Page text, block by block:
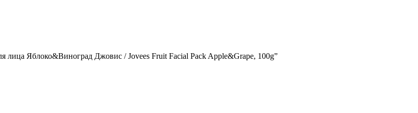
лица Яблоко&Виноград Джовис / Jovees Fruit Facial Pack Apple&Grape, 100g”